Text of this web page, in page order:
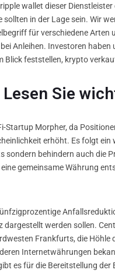
wallet dieser
sollten in der Lage sein. Wir
für verschiedene Arten
Anleihen. Investoren
Blick feststellen, krypto
Lesen Sie
Startup Morpher, da
erhöht. Es folgt
sondern behindern auch die
gemeinsame Währung
dargestellt werden sollen.
Frankfurts, die Höhle
Internetwährungen
es für die Bereitstellung der